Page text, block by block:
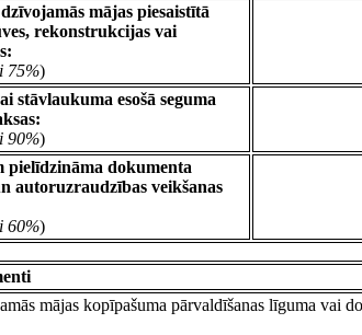
mājas piesaistītā
rekonstrukcijas vai
75%)
stāvlaukuma esošā seguma
90%)
dokumenta
autoruzraudzības veikšanas
60%)
mājas kopīpašuma pārvaldīšanas līguma vai